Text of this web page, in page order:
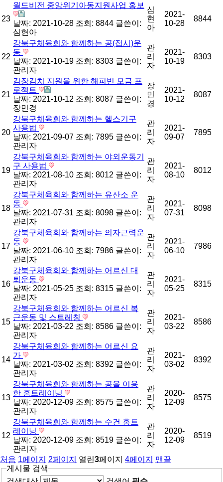
23
월드비전 중앙위기아동지원사업 홍보
날짜: 2021-10-28 조회: 8844 글쓴이:
심현아
심
현
아
2021-
10-28
8844
22
강북구체육회와 함께하는 공(접시)운
동
날짜: 2021-10-19 조회: 8303 글쓴이:
관리자
관
리
자
2021-
10-19
8303
21
김장김치 지원을 위한 해피빈 모금 프
로젝트
날짜: 2021-10-12 조회: 8087 글쓴이:
장민경
장
민
경
2021-
10-12
8087
20
강북구체육회와 함께하는 헬스기구
사용법
날짜: 2021-09-07 조회: 7895 글쓴이:
관리자
관
리
자
2021-
09-07
7895
19
강북구체육회와 함께하는 야외운동기
구 사용법
날짜: 2021-08-10 조회: 8012 글쓴이:
관리자
관
리
자
2021-
08-10
8012
18
강북구체육회와 함께하는 유산소 운
동
날짜: 2021-07-31 조회: 8098 글쓴이:
관리자
관
리
자
2021-
07-31
8098
17
강북구체육회와 함께하는 의자근력운
동
날짜: 2021-06-10 조회: 7986 글쓴이:
관리자
관
리
자
2021-
06-10
7986
16
강북구체육회와 함께하는 어르신 대
퇴운동
날짜: 2021-05-25 조회: 8315 글쓴이:
관리자
관
리
자
2021-
05-25
8315
15
강북구체육회와 함께하는 어르신 복
근운동 및 스트레칭
날짜: 2021-03-22 조회: 8586 글쓴이:
관리자
관
리
자
2021-
03-22
8586
14
강북구체육회와 함께하는 어르신 요
가
날짜: 2021-03-02 조회: 8392 글쓴이:
관리자
관
리
자
2021-
03-02
8392
13
강북구체육회와 함께하는 공을 이용
한 홈트레이닝
날짜: 2020-12-09 조회: 8575 글쓴이:
관리자
관
리
자
2020-
12-09
8575
12
강북구체육회와 함께하는 수건 홈트
레이닝
날짜: 2020-12-09 조회: 8519 글쓴이:
관리자
관
리
자
2020-
12-09
8519
처음 1페이지 2페이지 열린3페이지 4페이지
맨끝
게시물 검색